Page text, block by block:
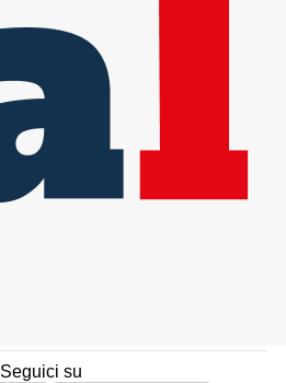
Seguici su